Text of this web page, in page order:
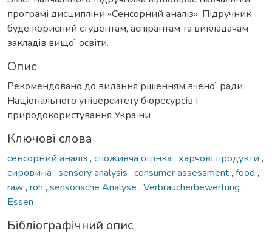
програмі дисципліни «Сенсорний аналіз». Підручник
буде корисний студентам, аспірантам та викладачам
закладів вищої освіти.
Опис
Рекомендовано до видання рішенням вченої ради
Національного університету біоресурсів і
природокористування України
Ключові слова
сенсорний аналіз , споживча оцінка , харчові продукти ,
сировина , sensory analysis , consumer assessment, food ,
raw, roh , sensorische Analyse , Verbraucherbewertung ,
Essen
Бібліографічний опис